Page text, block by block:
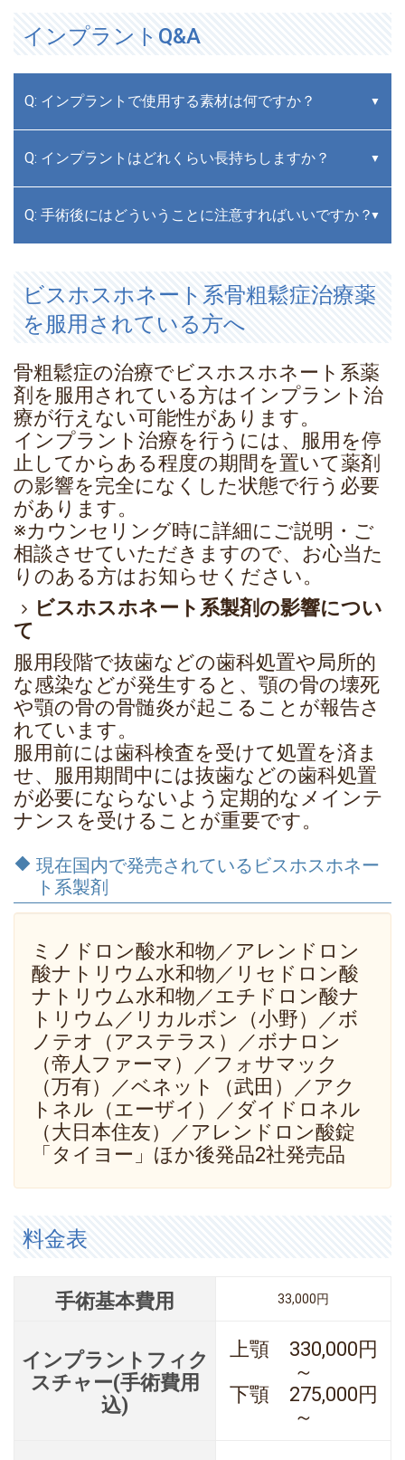
インプラントQ&A
Q: インプラントで使用する素材は何ですか？
Q: インプラントはどれくらい長持ちしますか？
Q: 手術後にはどういうことに注意すればいいですか？
ビスホスホネート系骨粗鬆症治療薬
を服用されている方へ
骨粗鬆症の治療でビスホスホネート系薬
剤を服用されている方はインプラント治
療が行えない可能性があります。
インプラント治療を行うには、服用を停
止してからある程度の期間を置いて薬剤
の影響を完全になくした状態で行う必要
があります。
※カウンセリング時に詳細にご説明・ご
相談させていただきますので、お心当た
りのある方はお知らせください。
ビスホスホネート系製剤の影響につい
て
服用段階で抜歯などの歯科処置や局所的
な感染などが発生すると、顎の骨の壊死
や顎の骨の骨髄炎が起こることが報告さ
れています。
服用前には歯科検査を受けて処置を済ま
せ、服用期間中には抜歯などの歯科処置
が必要にならないよう定期的なメインテ
ナンスを受けることが重要です。
現在国内で発売されているビスホスホネー
ト系製剤
ミノドロン酸水和物／アレンドロン
酸ナトリウム水和物／リセドロン酸
ナトリウム水和物／エチドロン酸ナ
トリウム／リカルボン（小野）／ボ
ノテオ（アステラス）／ボナロン
（帝人ファーマ）／フォサマック
（万有）／ベネット（武田）／アク
トネル（エーザイ）／ダイドロネル
（大日本住友）／アレンドロン酸錠
「タイヨー」ほか後発品2社発売品
料金表
手術基本費用 33,000円
インプラントフィク
スチャー(手術費用
込)
上顎 330,000円
～
下顎 275,000円
～